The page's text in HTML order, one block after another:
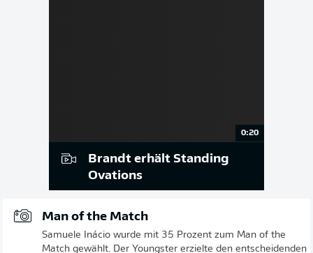
0:20
Brandt erhält Standing
Ovations
Man of the Match
Samuele Inácio wurde mit 35 Prozent zum Man of the
Match gewählt. Der Youngster erzielte den entscheidenden